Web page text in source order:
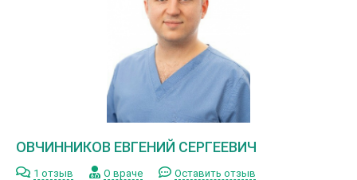
ОВЧИННИКОВ ЕВГЕНИЙ СЕРГЕЕВИЧ
1 отзыв О враче Оставить отзыв